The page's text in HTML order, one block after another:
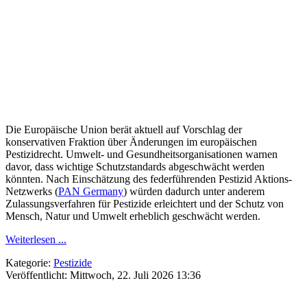
Die Europäische Union berät aktuell auf Vorschlag der
konservativen Fraktion über Änderungen im europäischen
Pestizidrecht. Umwelt- und Gesundheitsorganisationen warnen
davor, dass wichtige Schutzstandards abgeschwächt werden
könnten. Nach Einschätzung des federführenden Pestizid Aktions-
Netzwerks (PAN Germany) würden dadurch unter anderem
Zulassungsverfahren für Pestizide erleichtert und der Schutz von
Mensch, Natur und Umwelt erheblich geschwächt werden.
Weiterlesen ...
Kategorie: Pestizide
Veröffentlicht: Mittwoch, 22. Juli 2026 13:36